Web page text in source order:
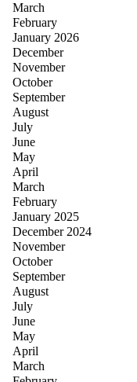
March
February
January 2026
December
November
October
September
August
July
June
May
April
March
February
January 2025
December 2024
November
October
September
August
July
June
May
April
March